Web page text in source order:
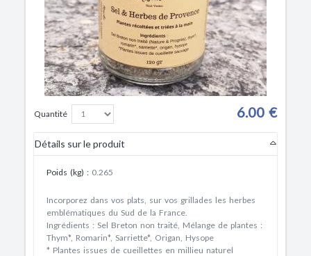
Quantité 6.00 €
Détails sur le produit
Poids (kg) : 0.265
Incorporez dans vos plats, sur vos grillades les herbes
emblématiques du Sud de la France.
Ingrédients : Sel Breton non traité, Mélange de plantes :
Thym*, Romarin*, Sarriette*, Origan, Hysope
* Plantes issues de cueillettes en millieu naturel